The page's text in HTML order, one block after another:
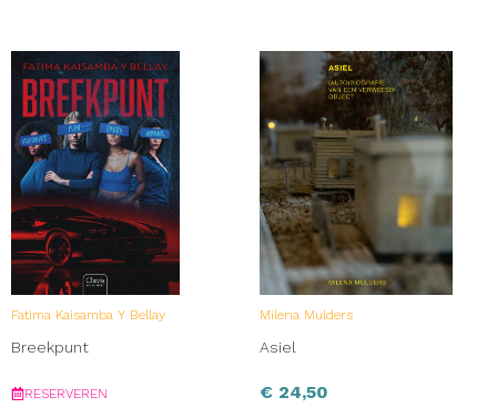
Fatima Kaisamba Y Bellay
Breekpunt
RESERVEREN
Milena Mulders
Asiel
€ 24,50